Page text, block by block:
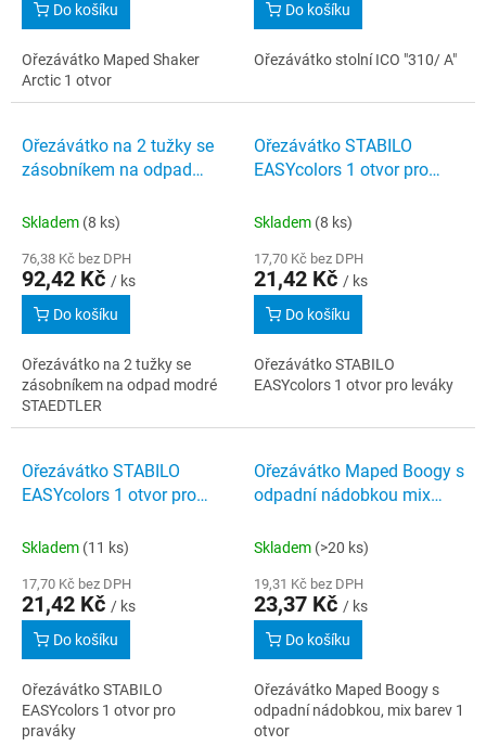
Do košíku
Ořezávátko Maped Shaker
Arctic 1 otvor
Do košíku
Ořezávátko stolní ICO "310/ A"
Ořezávátko na 2 tužky se
zásobníkem na odpad
Skladem (8 ks)
76,38 Kč bez DPH
92,42 Kč / ks
Do košíku
Ořezávátko na 2 tužky se
zásobníkem na odpad modré
STAEDTLER
Ořezávátko STABILO
EASYcolors 1 otvor pro
Skladem (8 ks)
17,70 Kč bez DPH
21,42 Kč / ks
Do košíku
Ořezávátko STABILO
EASYcolors 1 otvor pro leváky
Ořezávátko STABILO
EASYcolors 1 otvor pro
Skladem (11 ks)
17,70 Kč bez DPH
21,42 Kč / ks
Do košíku
Ořezávátko STABILO
EASYcolors 1 otvor pro
praváky
Ořezávátko Maped Boogy s
odpadní nádobkou mix
Skladem (>20 ks)
19,31 Kč bez DPH
23,37 Kč / ks
Do košíku
Ořezávátko Maped Boogy s
odpadní nádobkou, mix barev 1
otvor